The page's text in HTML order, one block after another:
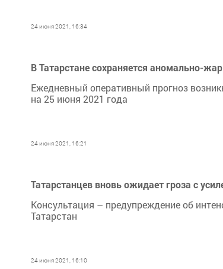
24 июня 2021, 16:34
В Татарстане сохраняется аномально-
Ежедневный оперативный прогноз
на 25 июня 2021 года
24 июня 2021, 16:21
Татарстанцев вновь ожидает гроза с
​​​​​​​Консультация – предупреждение об
Татарстан
24 июня 2021, 16:10